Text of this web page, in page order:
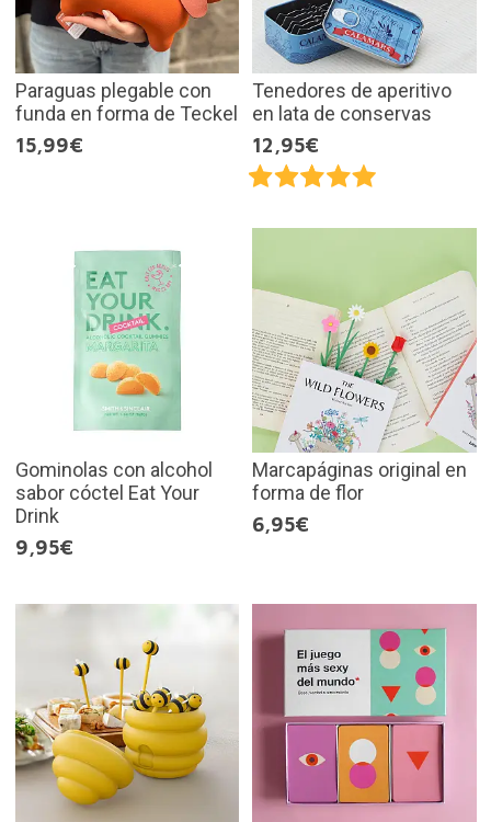
Paraguas plegable con
funda en forma de Teckel
15,99€
Tenedores de aperitivo
en lata de conservas
12,95€
Gominolas con alcohol
sabor cóctel Eat Your
Drink
9,95€
Marcapáginas original en
forma de flor
6,95€